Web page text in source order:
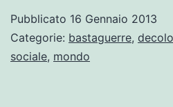
un
colonialisme.
Pubblicato 16 Gennaio 2013
Categorie: bastaguerre,
sociale, mondo